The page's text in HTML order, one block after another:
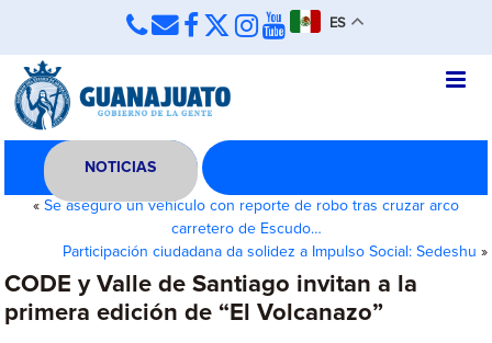
ES
NOTICIAS
« Se aseguró un vehículo con reporte de robo tras cruzar arco
carretero de Escudo…
Participación ciudadana da solidez a Impulso Social: Sedeshu »
CODE y Valle de Santiago invitan a la
primera edición de “El Volcanazo”